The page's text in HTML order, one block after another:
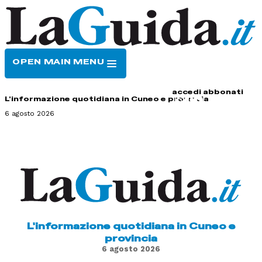
OPEN MAIN MENU
accedi abbonati
L'informazione quotidiana in Cuneo e provincia
6 agosto 2026
L'informazione quotidiana in Cuneo e
provincia
6 agosto 2026